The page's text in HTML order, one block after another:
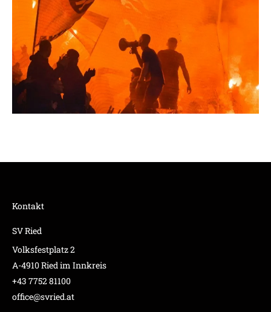
Kontakt
SV Ried
Volksfestplatz 2
A-4910 Ried im Innkreis
+43 7752 81100
office@svried.at